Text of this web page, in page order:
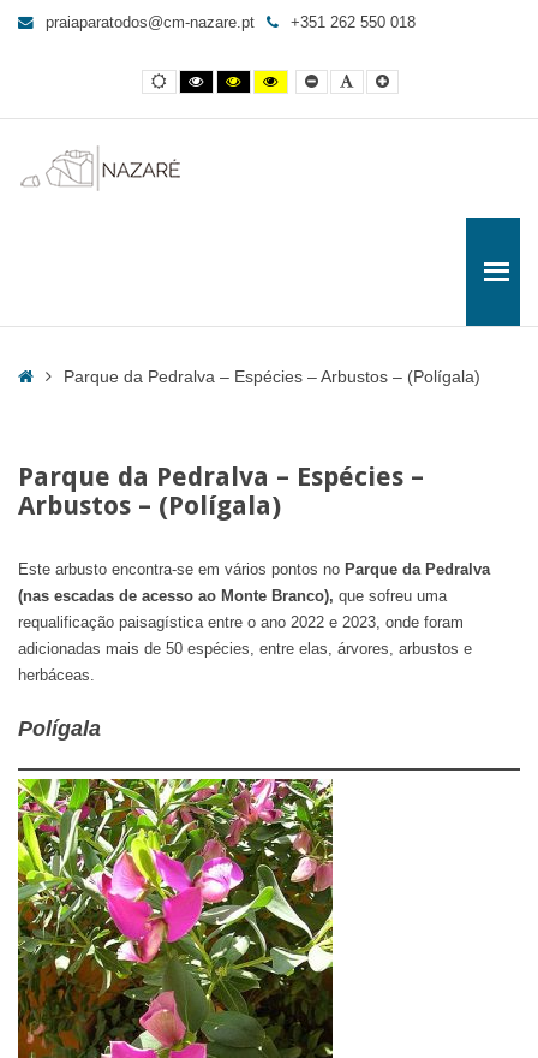
Espécies
Arbustos
praiaparatodos@cm-nazare.pt +351 262 550 018
Contraste
normal
Contraste
preto
branco
Contraste
preto
amarelo
Yellow
and
contrast
Smaller
Font
Letra
por
Letra
maior
HomeParque da Pedralva – Espécies – Arbustos – (Polígala)
Parque da Pedralva – Espécies –
Arbustos – (Polígala)
Este arbusto encontra-se em vários pontos no Parque da Pedralva
(nas escadas de acesso ao Monte Branco), que sofreu uma
requalificação paisagística entre o ano 2022 e 2023, onde foram
adicionadas mais de 50 espécies, entre elas, árvores, arbustos e
herbáceas.
Polígala